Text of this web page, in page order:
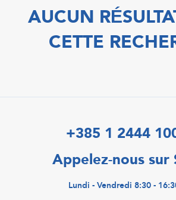
AUCUN
CETTE
+385 1 2444
Appelez-nous sur
Lundi - Vendredi 8:30 -